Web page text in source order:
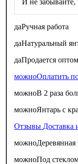
даРучная работа
даНатуральный
даПродается оптом
можноОплатить
можноВ 2 раза
можноЯнтарь с
Отзывы Доставка
можноДеревянная
можноПод